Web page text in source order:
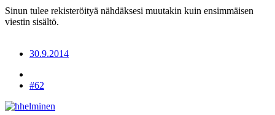
Sinun tulee rekisteröityä nähdäksesi muutakin kuin ensimmäisen
viestin sisältö.
30.9.2014
#62